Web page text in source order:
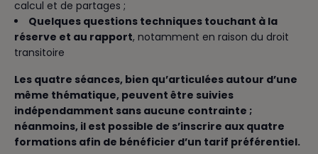
calcul et de partages ;
Quelques questions techniques touchant à la
réserve et au rapport, notamment en raison du droit
transitoire
Les quatre séances, bien qu’articulées autour d’une
même thématique, peuvent être suivies
indépendamment sans aucune contrainte ;
néanmoins, il est possible de s’inscrire aux quatre
formations afin de bénéficier d’un tarif préférentiel.